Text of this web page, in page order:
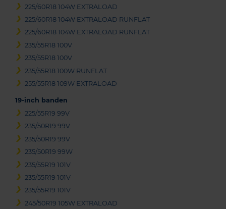
225/60R18 104W EXTRALOAD
225/60R18 104W EXTRALOAD RUNFLAT
225/60R18 104W EXTRALOAD RUNFLAT
235/55R18 100V
235/55R18 100V
235/55R18 100W RUNFLAT
255/55R18 109W EXTRALOAD
19-inch banden
225/55R19 99V
235/50R19 99V
235/50R19 99V
235/50R19 99W
235/55R19 101V
235/55R19 101V
235/55R19 101V
245/50R19 105W EXTRALOAD